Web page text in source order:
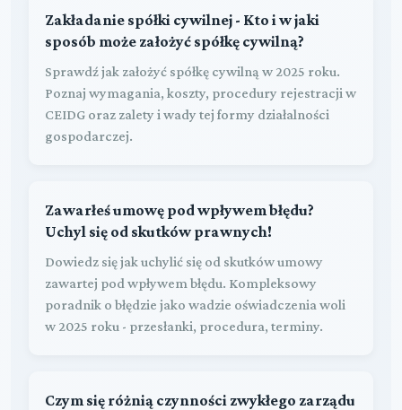
Zakładanie spółki cywilnej - Kto i w jaki
sposób może założyć spółkę cywilną?
Sprawdź jak założyć spółkę cywilną w 2025 roku.
Poznaj wymagania, koszty, procedury rejestracji w
CEIDG oraz zalety i wady tej formy działalności
gospodarczej.
Zawarłeś umowę pod wpływem błędu?
Uchyl się od skutków prawnych!
Dowiedz się jak uchylić się od skutków umowy
zawartej pod wpływem błędu. Kompleksowy
poradnik o błędzie jako wadzie oświadczenia woli
w 2025 roku - przesłanki, procedura, terminy.
Czym się różnią czynności zwykłego zarządu